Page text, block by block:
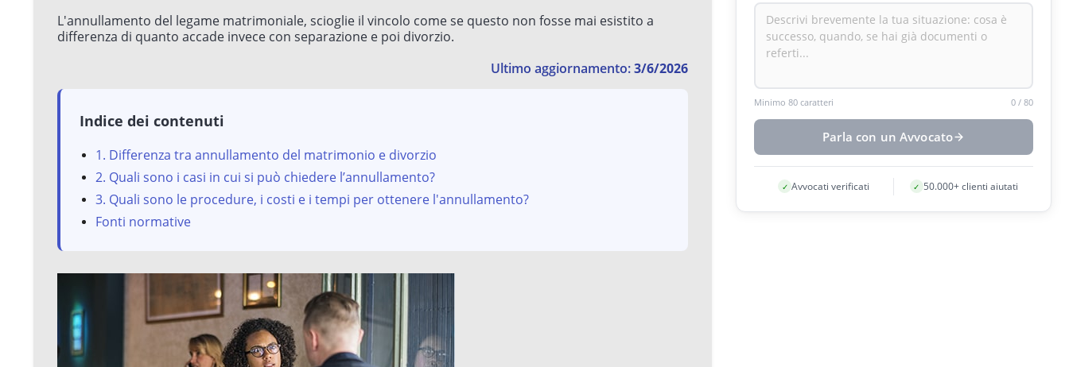
L'annullamento del legame matrimoniale, scioglie il vincolo come se questo non fosse mai esistito a
differenza di quanto accade invece con separazione e poi divorzio.
Ultimo aggiornamento:3/6/2026
Indice dei contenuti
1. Differenza tra annullamento del matrimonio e divorzio
2. Quali sono i casi in cui si può chiedere l’annullamento?
3. Quali sono le procedure, i costi e i tempi per ottenere l'annullamento?
Fonti normative
Minimo 80 caratteri 0/ 80
Parla con un Avvocato
✓ Avvocati verificati ✓ 50.000+ clienti aiutati